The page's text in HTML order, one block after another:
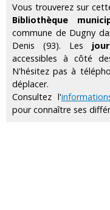
Vous trouverez sur
Bibliothèque
commune de Dugny
Denis (93). Les
accessibles à côté
N'hésitez pas à
déplacer.
Consultez l'
pour connaître ses